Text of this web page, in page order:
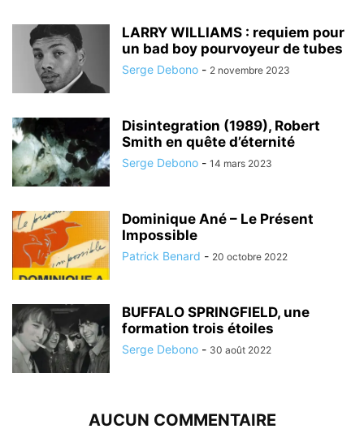
LARRY WILLIAMS : requiem pour
un bad boy pourvoyeur de tubes
Serge Debono - 2 novembre 2023
Disintegration (1989), Robert
Smith en quête d’éternité
Serge Debono - 14 mars 2023
Dominique Ané – Le Présent
Impossible
Patrick Benard - 20 octobre 2022
BUFFALO SPRINGFIELD, une
formation trois étoiles
Serge Debono - 30 août 2022
AUCUN COMMENTAIRE